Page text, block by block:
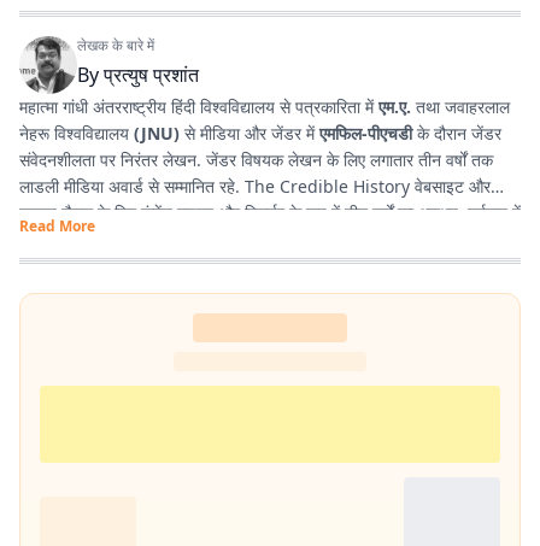
लेखक के बारे में
Byप्रत्युष प्रशांत
महात्मा गांधी अंतरराष्ट्रीय हिंदी विश्वविद्यालय से पत्रकारिता मेंएम.ए. तथा जवाहरलाल
नेहरू विश्वविद्यालय (JNU) से मीडिया और जेंडर मेंएमफिल-पीएचडीके दौरान जेंडर
संवेदनशीलता पर निरंतर लेखन. जेंडर विषयक लेखन के लिए लगातार तीन वर्षों तक
लाडली मीडिया अवार्ड से सम्मानित रहे. The Credible History वेबसाइट और
यूट्यूब चैनल के लिए कंटेंट राइटर और रिसर्चर के रूप में तीन वर्षों का अनुभव. वर्तमान में
प्रभात खबर डिजिटल
किताबें पढ़ने, वायलिन बजाने और कला-साहित्य में गहरी रुचि रखते हैं तथा बिहार को
सामाजिक, सांस्कृतिक और राजनीतिक दृष्टि से समझने में विशेष दिलचस्पी.
Read More